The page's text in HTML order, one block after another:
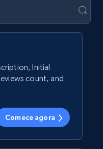
Initial
count, and
Comece agora